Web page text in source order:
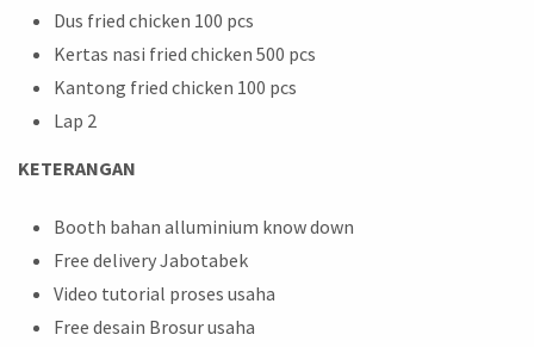
Dus fried chicken 100 pcs
Kertas nasi fried chicken 500 pcs
Kantong fried chicken 100 pcs
Lap 2
KETERANGAN
Booth bahan alluminium know down
Free delivery Jabotabek
Video tutorial proses usaha
Free desain Brosur usaha